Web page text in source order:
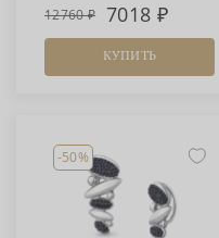
12760 7018
КУПИТЬ
-50%